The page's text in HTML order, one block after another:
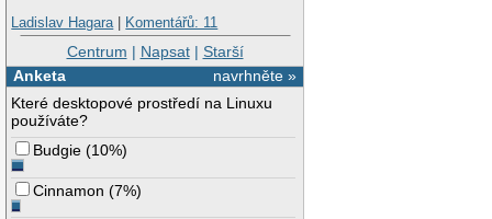
Ladislav Hagara| Komentářů: 11
Centrum | Napsat| Starší
navrhněte »
Anketa
Které desktopové prostředí na Linuxu
používáte?
Budgie (10%)
Cinnamon (7%)